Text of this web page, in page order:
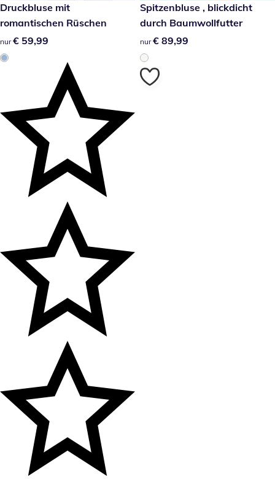
€ 59,99
Druckbluse mit
romantischen Rüschen
€ 59,99
nur € 59,99
€ 89,99
Spitzenbluse , blickdicht
durch Baumwollfutter
€ 89,99
nur € 89,99